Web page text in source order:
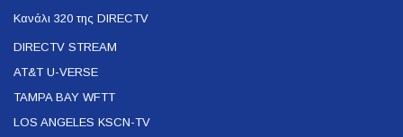
Κανάλι 320 της DIRECTV
DIRECTV STREAM
AT&T U-VERSE
TAMPA BAY WFTT
LOS ANGELES KSCN-TV